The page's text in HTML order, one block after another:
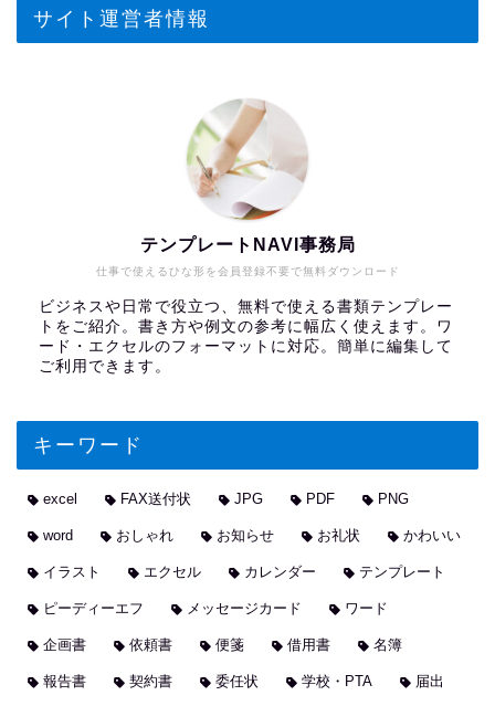
サイト運営者情報
仕事で使えるひな形を会員登録不要で無料ダウンロード
テンプレートNAVI事務局
ビジネスや日常で役立つ、無料で使える書類テンプレー
トをご紹介。書き方や例文の参考に幅広く使えます。ワ
ード・エクセルのフォーマットに対応。簡単に編集して
ご利用できます。
キーワード
excel FAX送付状 JPG PDF PNG
word おしゃれ お知らせ お礼状 かわいい
イラスト エクセル カレンダー テンプレート
ピーディーエフ メッセージカード ワード
企画書 依頼書 便箋 借用書 名簿
報告書 契約書 委任状 学校・PTA 届出